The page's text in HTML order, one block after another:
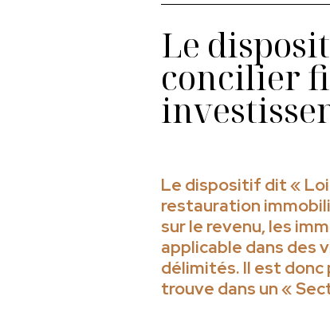
Le
concilier
Le dispositif dit «
restauration
sur le revenu, les
applicable dans des
délimités. Il est
trouve dans un «